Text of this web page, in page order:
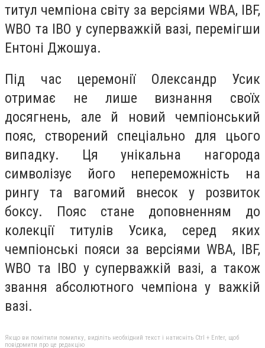
титул чемпіона світу за версіями WBA, IBF,
WBO та IBO у суперважкій вазі, перемігши
Ентоні Джошуа.
Під час церемонії Олександр Усик
отримає не лише визнання своїх
досягнень, але й новий чемпіонський
пояс, створений спеціально для цього
випадку. Ця унікальна нагорода
символізує його непереможність на
рингу та вагомий внесок у розвиток
боксу. Пояс стане доповненням до
колекції титулів Усика, серед яких
чемпіонські пояси за версіями WBA, IBF,
WBO та IBO у суперважкій вазі, а також
звання абсолютного чемпіона у важкій
вазі.
Якщо ви помітили помилку, виділіть необхідний текст і натисніть Ctrl + Enter, щоб
повідомити про це редакцію